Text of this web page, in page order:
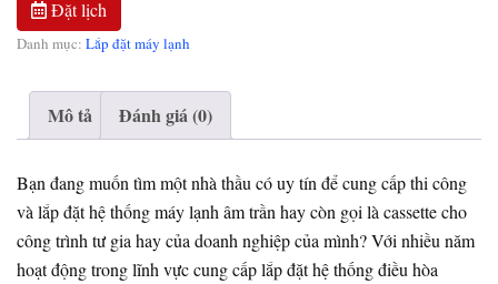
Đặt lịch
Danh mục: Lắp đặt máy lạnh
Mô tả Đánh giá (0)
Bạn đang muốn tìm một nhà thầu có uy tín để cung cấp thi công
và lắp đặt hệ thống máy lạnh âm trần hay còn gọi là cassette cho
công trình tư gia hay của doanh nghiệp của mình? Với nhiều năm
hoạt động trong lĩnh vực cung cấp lắp đặt hệ thống điều hòa